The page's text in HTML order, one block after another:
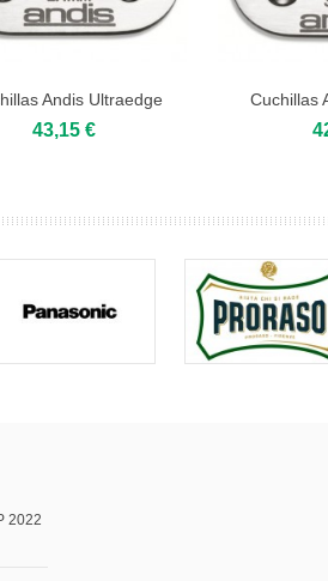
Andis Ultraedge
2,4mm "1"
43,15 €
Cuchillas
2022